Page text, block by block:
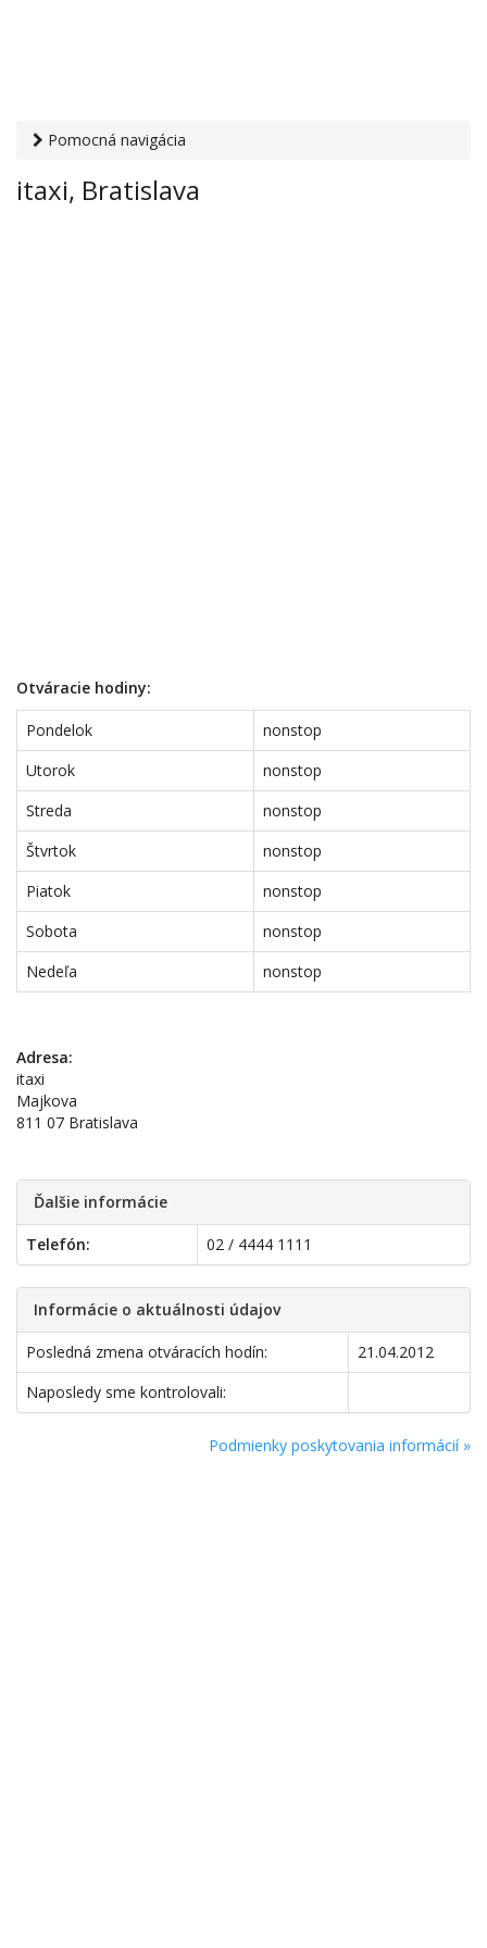
Pomocná navigácia
Bratislava
itaxi, Bratislava
Otváracie hodiny:
Pondelok
nonstop
Utorok
nonstop
Streda
nonstop
Štvrtok
nonstop
Piatok
nonstop
Sobota
nonstop
Nedeľa
nonstop
Adresa:
itaxi
Majkova
811 07 Bratislava
Ďalšie informácie
Telefón: 02 / 4444 1111
Informácie o aktuálnosti údajov
Posledná zmena otváracích hodín:
21.04.2012
Naposledy sme kontrolovali:
Podmienky poskytovania informácií »